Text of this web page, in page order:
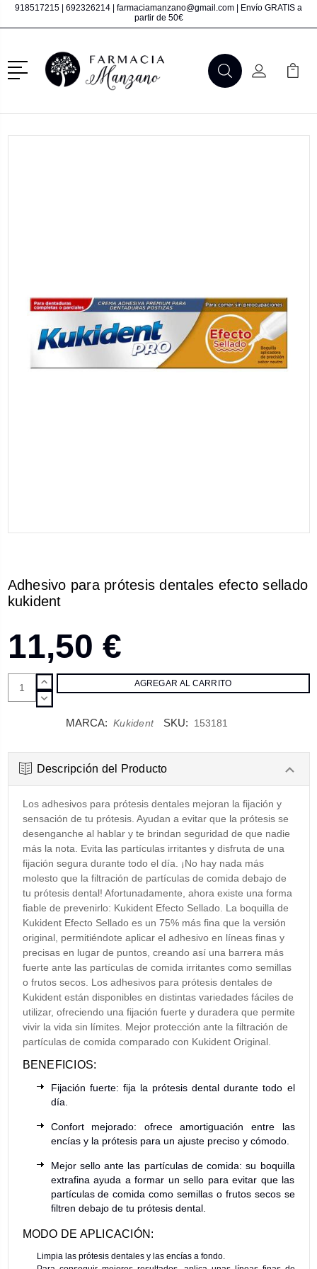
918517215 692326214 farmaciamanzano@gmail.com | Envío GRATIS a
partir de 50€
Menú
BuscarMi Cuenta
Mi
Adhesivo para prótesis dentales efecto sellado
kukident
11,50 €
AUMENTAR
CANTIDAD:
DISMINUIR
MARCA: Kukident SKU: 153181
Descripción del Producto
Los adhesivos para prótesis dentales mejoran la fijación y
sensación de tu prótesis. Ayudan a evitar que la prótesis se
desenganche al hablar y te brindan seguridad de que nadie
más la nota. Evita las partículas irritantes y disfruta de una
fijación segura durante todo el día. ¡No hay nada más
molesto que la filtración de partículas de comida debajo de
tu prótesis dental! Afortunadamente, ahora existe una forma
fiable de prevenirlo: Kukident Efecto Sellado. La boquilla de
Kukident Efecto Sellado es un 75% más fina que la versión
original, permitiéndote aplicar el adhesivo en líneas finas y
precisas en lugar de puntos, creando así una barrera más
fuerte ante las partículas de comida irritantes como semillas
o frutos secos. Los adhesivos para prótesis dentales de
Kukident están disponibles en distintas variedades fáciles de
utilizar, ofreciendo una fijación fuerte y duradera que permite
vivir la vida sin límites. Mejor protección ante la filtración de
partículas de comida comparado con Kukident Original.
BENEFICIOS:
Fijación fuerte: fija la prótesis dental durante todo el
día.
Confort mejorado: ofrece amortiguación entre las
encías y la prótesis para un ajuste preciso y cómodo.
Mejor sello ante las partículas de comida: su boquilla
extrafina ayuda a formar un sello para evitar que las
partículas de comida como semillas o frutos secos se
filtren debajo de tu prótesis dental.
MODO DE APLICACIÓN:
Limpia las prótesis dentales y las encías a fondo.